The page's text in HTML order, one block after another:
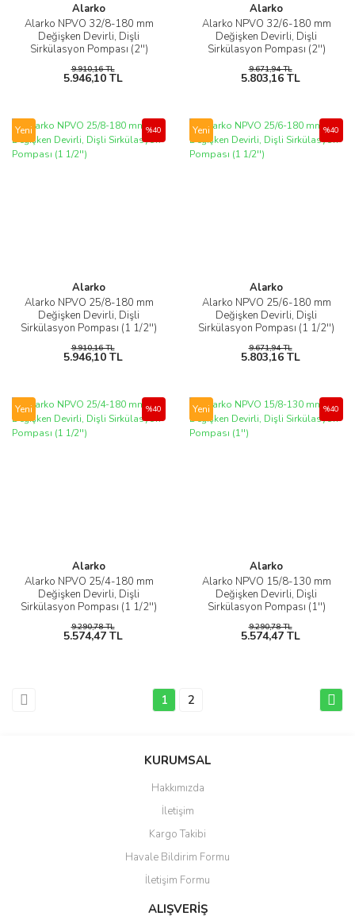
Alarko
Alarko NPVO 32/8-180 mm
Değişken Devirli, Dişli
Sirkülasyon Pompası (2'')
9.910,16 TL
5.946,10 TL
Alarko
Alarko NPVO 32/6-180 mm
Değişken Devirli, Dişli
Sirkülasyon Pompası (2'')
9.671,94 TL
5.803,16 TL
Yeni
Alarko
Alarko NPVO 25/8-180 mm
Değişken Devirli, Dişli
Sirkülasyon Pompası (1 1/2'')
%40
9.910,16 TL
5.946,10 TL
Yeni
Alarko
Alarko NPVO 25/6-180 mm
Değişken Devirli, Dişli
Sirkülasyon Pompası (1 1/2'')
%40
9.671,94 TL
5.803,16 TL
Yeni
Alarko
Alarko NPVO 25/4-180 mm
Değişken Devirli, Dişli
Sirkülasyon Pompası (1 1/2'')
%40
9.290,78 TL
5.574,47 TL
Yeni
Alarko
Alarko NPVO 15/8-130 mm
Değişken Devirli, Dişli
Sirkülasyon Pompası (1'')
%40
9.290,78 TL
5.574,47 TL
1 2
KURUMSAL
Hakkımızda
İletişim
Kargo Takibi
Havale Bildirim Formu
İletişim Formu
ALIŞVERİŞ